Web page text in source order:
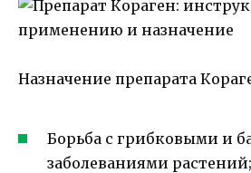
Назначение препарата
Борьба с грибковыми и
заболеваниями растений;